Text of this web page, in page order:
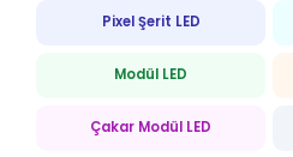
Pixel Şerit LED
Modül LED
Çakar Modül LED